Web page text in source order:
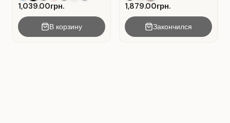
1,039.00грн.
В корзину
1,879.00грн.
Закончился